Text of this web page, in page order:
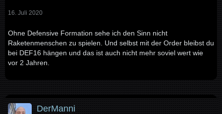
16. Juli 2020
Ohne Defensive Formation sehe ich den Sinn nicht
Raketenmenschen zu spielen. Und selbst mit der Order bleibst du
bei DEF16 hängen und das ist auch nicht mehr soviel wert wie
vor 2 Jahren.
DerManni